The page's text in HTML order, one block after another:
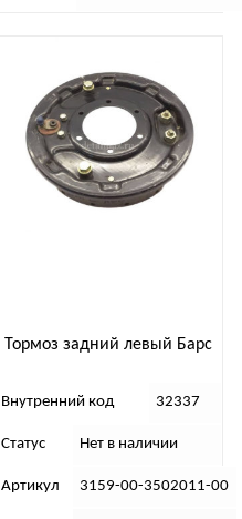
Тормоз задний левый Барс
Внутренний код 32337
Статус Нет в наличии
Артикул 3159-00-3502011-00